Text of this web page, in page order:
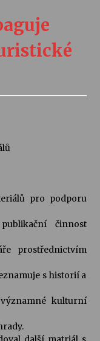
Stávám se
Rufus Miller
pro podporu
činnost
prostřednictvím
s historií a
kulturní